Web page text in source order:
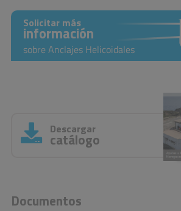
Solicitar más
información
sobre Anclajes Helicoidales
Descargar
catálogo
Documentos